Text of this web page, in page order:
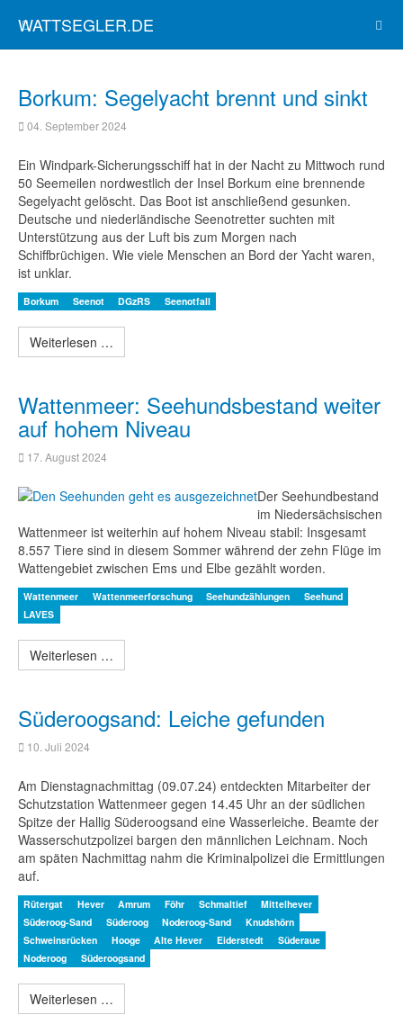
WATTSEGLER.DE
Borkum: Segelyacht brennt und sinkt
04. September 2024
Ein Windpark-Sicherungsschiff hat in der Nacht zu Mittwoch rund
50 Seemeilen nordwestlich der Insel Borkum eine brennende
Segelyacht gelöscht. Das Boot ist anschließend gesunken.
Deutsche und niederländische Seenotretter suchten mit
Unterstützung aus der Luft bis zum Morgen nach
Schiffbrüchigen. Wie viele Menschen an Bord der Yacht waren,
ist unklar.
Borkum Seenot DGzRS Seenotfall
Weiterlesen …
Wattenmeer: Seehundsbestand weiter
auf hohem Niveau
17. August 2024
Der Seehundbestand
im Niedersächsischen
Wattenmeer ist weiterhin auf hohem Niveau stabil: Insgesamt
8.557 Tiere sind in diesem Sommer während der zehn Flüge im
Wattengebiet zwischen Ems und Elbe gezählt worden.
Wattenmeer Wattenmeerforschung Seehundzählungen
Seehund
LAVES
Weiterlesen …
Süderoogsand: Leiche gefunden
10. Juli 2024
Am Dienstagnachmittag (09.07.24) entdeckten Mitarbeiter der
Schutzstation Wattenmeer gegen 14.45 Uhr an der südlichen
Spitze der Hallig Süderoogsand eine Wasserleiche. Beamte der
Wasserschutzpolizei bargen den männlichen Leichnam. Noch
am späten Nachmittag nahm die Kriminalpolizei die Ermittlungen
auf.
Rütergat Hever Amrum Föhr Schmaltief
Mittelhever
Süderoog-Sand
Süderoog Noderoog-Sand
Knudshörn
Schweinsrücken
Hooge Alte Hever Eiderstedt
Süderaue
Noderoog
Süderoogsand
Weiterlesen …